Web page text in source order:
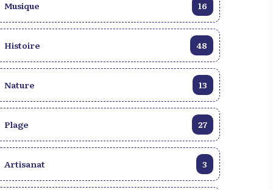
Firmin, le génie du
siècle haïtien
Ayiti Liv : Une Initiative
Numérique Pour la
préservation du
littéraire Haïtien
Musique 16
Histoire 48
Nature 13
Plage 27
Artisanat 3